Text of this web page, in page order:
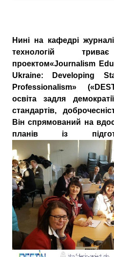
Нині на кафедрі
технологій
проектом«Journalism
Ukraine: Developing
Professionalism»
освіта задля
стандартів,
Він спрямований на
планів із